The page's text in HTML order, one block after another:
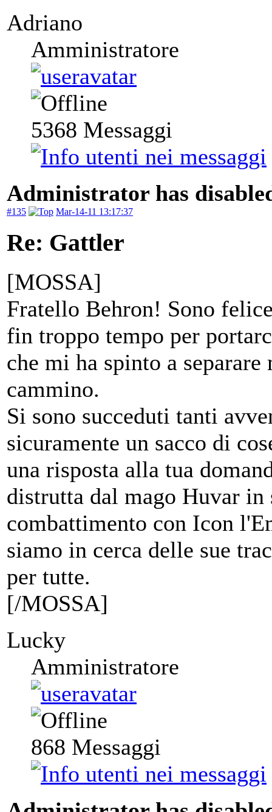
Adriano
Amministratore
5368 Messaggi
Administrator has
#135 Mar-14-11 13:17:37
Re: Gattler
[MOSSA]
Fratello Behron! Sono
fin troppo tempo per
che mi ha spinto a
cammino.
Si sono succeduti tanti
sicuramente un sacco di
una risposta alla tua
distrutta dal mago Huvar in
combattimento con Icon
siamo in cerca delle sue
per tutte.
[/MOSSA]
Lucky
Amministratore
868 Messaggi